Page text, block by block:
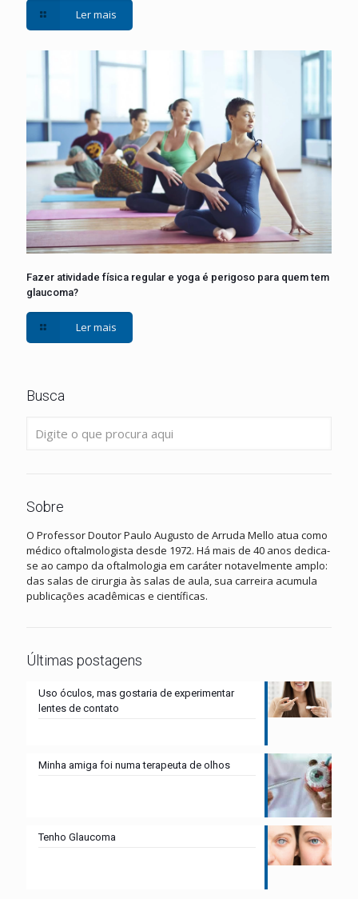
Ler mais
Fazer atividade física regular e yoga é perigoso para quem tem
glaucoma?
Ler mais
Busca
Sobre
O Professor Doutor Paulo Augusto de Arruda Mello atua como
médico oftalmologista desde 1972. Há mais de 40 anos dedica-
se ao campo da oftalmologia em caráter notavelmente amplo:
das salas de cirurgia às salas de aula, sua carreira acumula
publicações acadêmicas e científicas.
Últimas postagens
Uso óculos, mas gostaria de experimentar
lentes de contato
Minha amiga foi numa terapeuta de olhos
Tenho Glaucoma